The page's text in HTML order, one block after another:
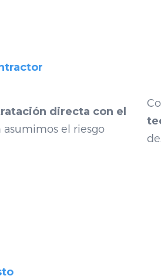
directa con el
el riesgo